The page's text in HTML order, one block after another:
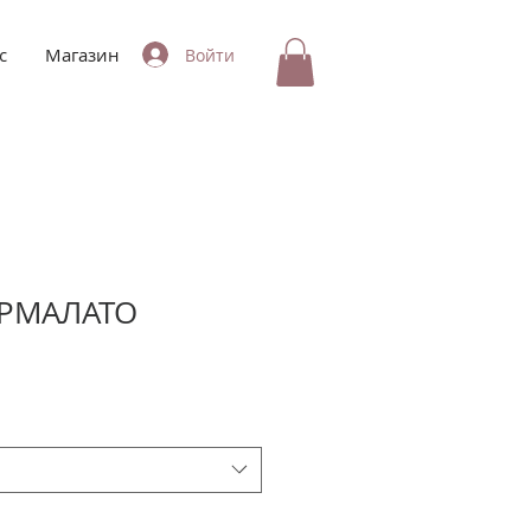
Магазин Войти